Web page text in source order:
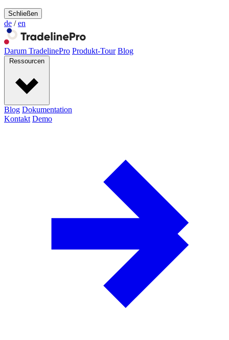
Schließen
de / en
Darum TradelinePro Produkt-Tour Blog
Ressourcen
Blog Dokumentation
Kontakt Demo